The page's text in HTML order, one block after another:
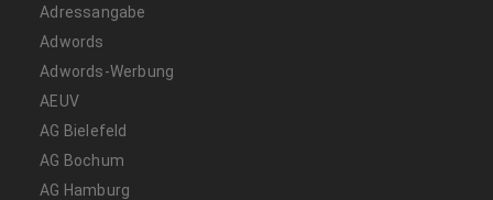
Adressangabe
Adwords
Adwords-Werbung
AEUV
AG Bielefeld
AG Bochum
AG Hamburg